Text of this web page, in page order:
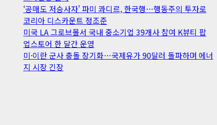
‘공매도 저승사자’ 파미 콰디르, 한국행…행동주의 투자로
코리아 디스카운트 정조준
미국 LA 그로브몰서 국내 중소기업 39개사 참여 K뷰티 팝
업스토어 한 달간 운영
미·이란 군사 충돌 장기화…국제유가 90달러 돌파하며 에너
지 시장 긴장